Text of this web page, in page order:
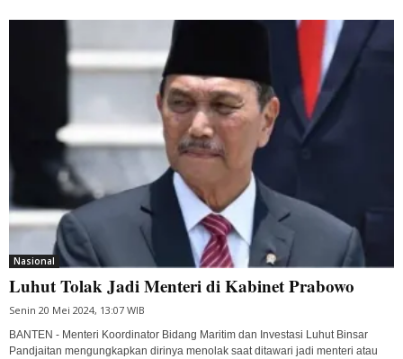
Nasional
Luhut Tolak Jadi Menteri di Kabinet Prabowo
Senin 20 Mei 2024, 13:07 WIB
BANTEN - Menteri Koordinator Bidang Maritim dan Investasi Luhut Binsar
Pandjaitan mengungkapkan dirinya menolak saat ditawari jadi menteri atau